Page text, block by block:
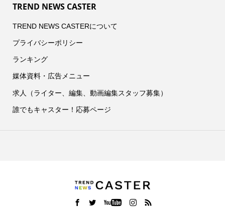
TREND NEWS CASTER
TREND NEWS CASTERについて
プライバシーポリシー
ランキング
媒体資料・広告メニュー
求人（ライター、編集、動画編集スタッフ募集）
誰でもキャスター！応募ページ